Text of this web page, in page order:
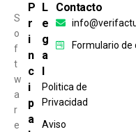
S
o
f
t
w
a
r
e
P
r
i
n
c
i
p
a
L
e
g
a
Politica de
Privacidad
Aviso
Contacto
Formulario de